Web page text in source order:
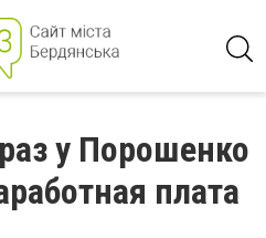
у Порошенко
плата